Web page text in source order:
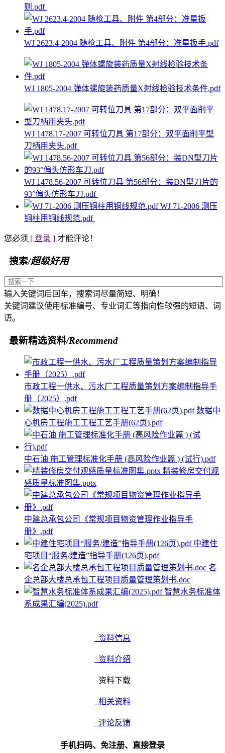
则.pdf
WJ 2623.4-2004 随枪工具、附件 第4部分：准星扳手.pdf
WJ 1805-2004 弹体螺旋装药质量X射线检验技术条件.pdf
WJ 1478.17-2007 可转位刀具 第17部分：双平面削平型
刀柄用夹头.pdf
WJ 1478.56-2007 可转位刀具 第56部分：装DN型刀片的
93°偏头仿形车刀.pdf
WJ 71-2006 测压
铜柱用铜线规范.pdf
您必须 [ 登录 ] 才能评论！
搜索/超级好用
输入关键词后回车，搜索词尽量简短、明确！
关键词建议使用标准编号、专业词汇等指向性较强的短语、词
语。
最新精选资料/Recommend
市政工程一供水、污水厂工程质量策划方案编制指导手
册（2025）.pdf
数据中
心机房工程施工工程工艺手册(62页).pdf
中石油 施工管理标准化手册 (高风险作业篇 ) (试行).pdf
精装修房交付观
感质量标准图集.pptx
中建总承包公司《常规项目物资管理作业指导手
册》.pdf
中建住
宅项目“服务/建造”指导手册(126页).pdf
名
企总部大楼总承包工程项目质量管理策划书.doc
智慧水务标准体
系成果汇编(2025).pdf
资料信息
资料介绍
资料下载
相关资料
评论反馈
手机扫码、免注册、直接登录